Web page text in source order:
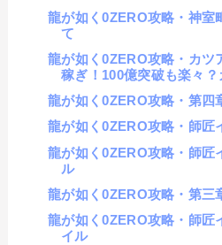
龍が如く0ZERO攻略・神室
て
龍が如く0ZERO攻略・カツ
稼ぎ！100億突破も楽々？
龍が如く0ZERO攻略・第四
龍が如く0ZERO攻略・師匠
龍が如く0ZERO攻略・師匠
ル
龍が如く0ZERO攻略・第三
龍が如く0ZERO攻略・師匠
イル